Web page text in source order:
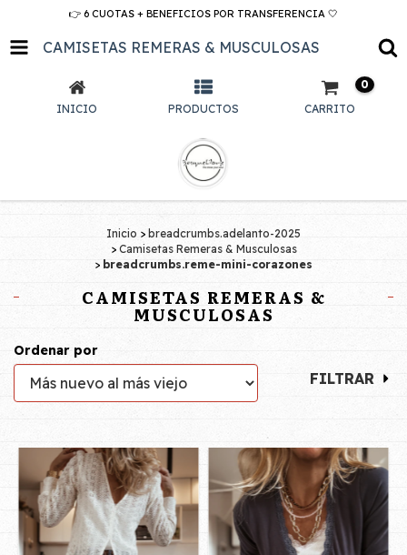
👉 6 CUOTAS + BENEFICIOS POR TRANSFERENCIA 🤍
CAMISETAS REMERAS & MUSCULOSAS
INICIO PRODUCTOS CARRITO
0
Inicio > breadcrumbs.adelanto-2025
> Camisetas Remeras & Musculosas
> breadcrumbs.reme-mini-corazones
CAMISETAS REMERAS &
MUSCULOSAS
Ordenar por
FILTRAR